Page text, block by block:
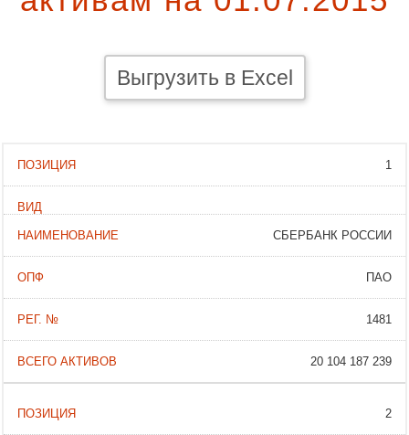
Выгрузить в Excel
1
СБЕРБАНК РОССИИ
ПАО
1481
20 104 187 239
2